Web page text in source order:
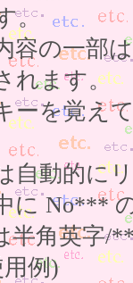
。
容の一部
れます。
ーを覚え
自動的に
に No***
半角英字/
例)